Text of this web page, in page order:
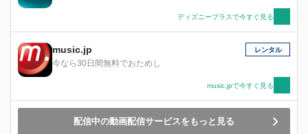
ディズニープラスで今すぐ見る
music.jp
今なら30日間無料でおためし
レンタル
music.jpで今すぐ見る
配信中の動画配信サービスをもっと見る